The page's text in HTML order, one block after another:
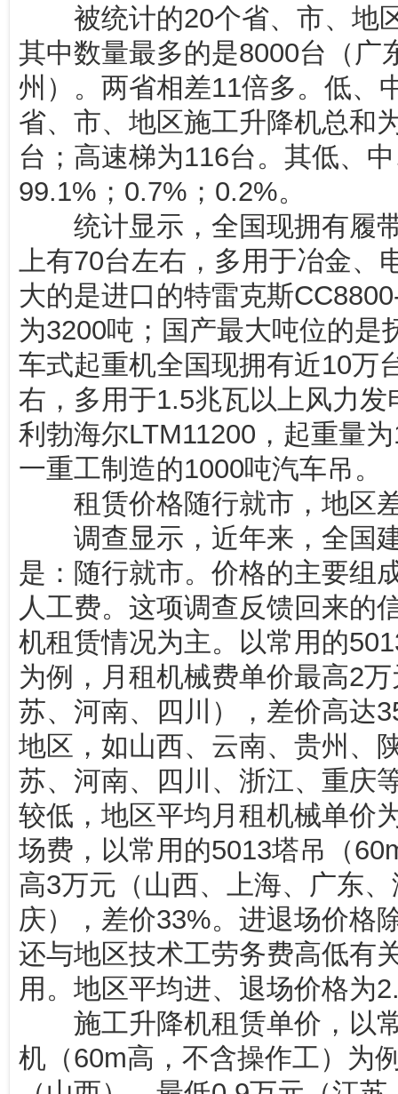
被统计的20个省、市、地
其中数量最多的是8000台（广
州）。两省相差11倍多。低、
省、市、地区施工升降机总和
台；高速梯为116台。其低、
99.1%；0.7%；0.2%。
统计显示，全国现拥有履带
上有70台左右，多用于冶金、
大的是进口的特雷克斯
为3200吨；国产最大吨位的是
车式起重机全国现拥有近10万
右，多用于1.5兆瓦以上风力
利勃海尔LTM11200，起重量
一重工制造的1000吨汽车吊。
租赁价格随行就市，地区
调查显示，近年来，全国
是：随行就市。价格的主要组
人工费。这项调查反馈回来的
机租赁情况为主。以常用的
为例，月租机械费单价最高2
苏、河南、四川），差价高达
地区，如山西、云南、贵州、
苏、河南、四川、浙江、重庆
较低，地区平均月租机械单价
场费，以常用的5013塔吊（
高3万元（山西、上海、广东
庆），差价33%。进退场价格
还与地区技术工劳务费高低有
用。地区平均进、退场价格为
施工升降机租赁单价，以常
机（60m高，不含操作工）为